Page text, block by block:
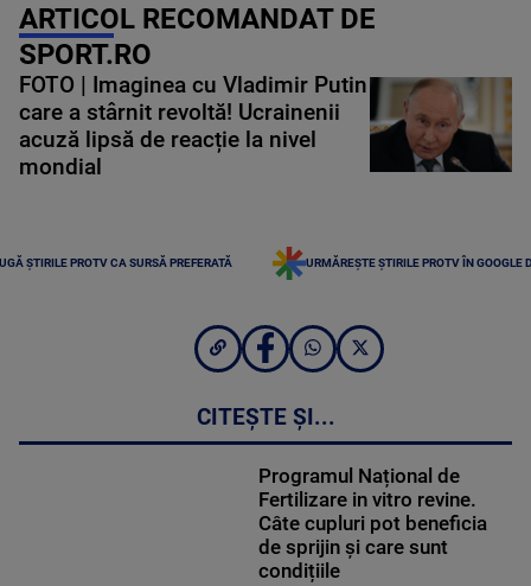
ARTICOL RECOMANDAT DE
SPORT.RO
FOTO | Imaginea cu Vladimir Putin
care a stârnit revoltă! Ucrainenii
acuză lipsă de reacție la nivel
mondial
ȘTIRILE PROTV CA SURSĂ PREFERATĂ URMĂREȘTE ȘTIRILE PROTV ÎN GOOGLE
CITEȘTE ȘI...
Programul Național de
Fertilizare in vitro revine.
Câte cupluri pot beneficia
de sprijin și care sunt
condițiile